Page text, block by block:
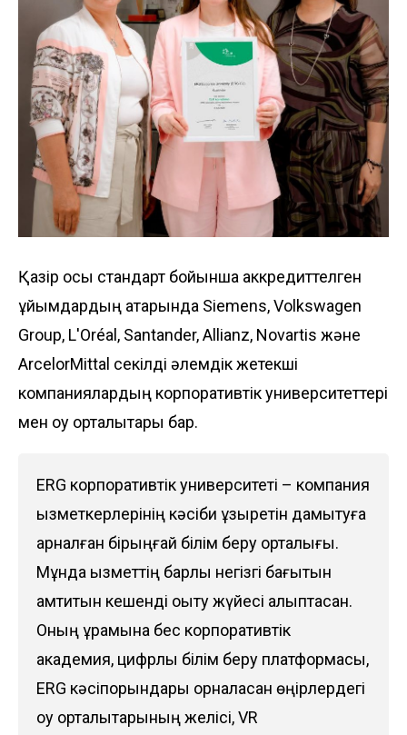
Қазір осы стандарт бойынша аккредиттелген
ұйымдардың қатарында Siemens, Volkswagen
Group, L'Oréal, Santander, Allianz, Novartis және
ArcelorMittal секілді әлемдік жетекші
компаниялардың корпоративтік университеттері
мен оқу орталықтары бар.
ERG корпоративтік университеті – компания
қызметкерлерінің кәсіби құзыретін дамытуға
арналған бірыңғай білім беру орталығы.
Мұнда қызметтің барлық негізгі бағытын
қамтитын кешенді оқыту жүйесі қалыптасқан.
Оның құрамына бес корпоративтік
академия, цифрлық білім беру платформасы,
ERG кәсіпорындары орналасқан өңірлердегі
оқу орталықтарының желісі, VR